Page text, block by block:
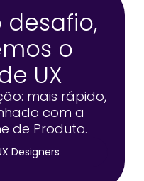
desafio,
o
UX
mais rápido,
com a
de Produto.
Designers